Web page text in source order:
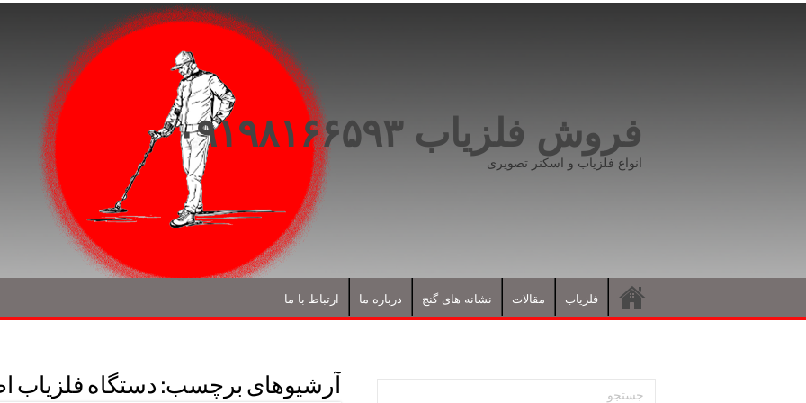
فروش فلزیاب ۰۹۱۹۸۱۶۶۵۹۳
انواع فلزیاب و اسکنر تصویری
فلزیاب مقالات نشانه های گنج درباره ما ارتباط با ما
آرشیوهای برچسب: دستگاه فلزیاب